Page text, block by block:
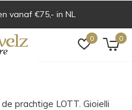
0 0
vanaf €75,- in NL
prachtige LOTT. Gioielli